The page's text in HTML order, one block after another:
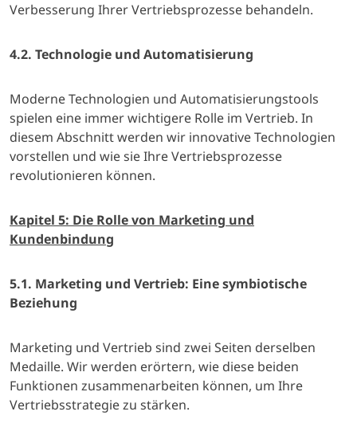
Verbesserung Ihrer Vertriebsprozesse behandeln.
4.2. Technologie und Automatisierung
Moderne Technologien und Automatisierungstools
spielen eine immer wichtigere Rolle im Vertrieb. In
diesem Abschnitt werden wir innovative Technologien
vorstellen und wie sie Ihre Vertriebsprozesse
revolutionieren können.
Kapitel 5: Die Rolle von Marketing und
Kundenbindung
5.1. Marketing und Vertrieb: Eine symbiotische
Beziehung
Marketing und Vertrieb sind zwei Seiten derselben
Medaille. Wir werden erörtern, wie diese beiden
Funktionen zusammenarbeiten können, um Ihre
Vertriebsstrategie zu stärken.